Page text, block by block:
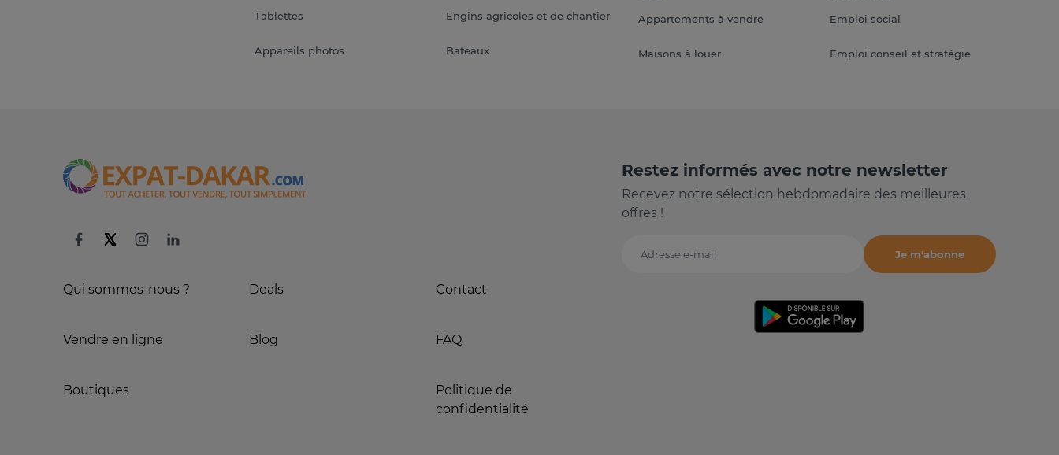
Tablettes
Appareils photos
Engins agricoles et de chantier
Bateaux
Appartements à vendre
Maisons à louer
Emploi social
Emploi conseil et stratégie
Qui sommes-nous ?
Vendre en ligne
Boutiques
Deals
Blog
Contact
FAQ
Politique de
confidentialité
Restez informés avec notre newsletter
Recevez notre sélection hebdomadaire des meilleures
offres !
Adresse e-mail
Je m'abonne